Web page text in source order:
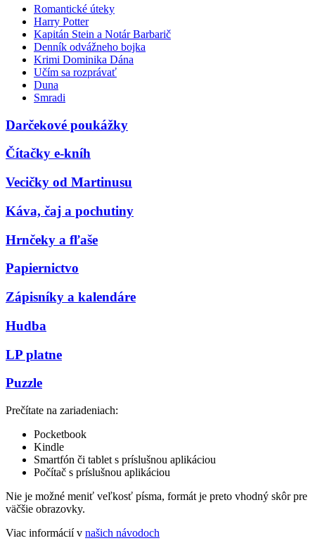
Romantické úteky
Harry Potter
Kapitán Stein a Notár Barbarič
Denník odvážneho bojka
Krimi Dominika Dána
Učím sa rozprávať
Duna
Smradi
Darčekové poukážky
Čítačky e-kníh
Vecičky od Martinusu
Káva, čaj a pochutiny
Hrnčeky a fľaše
Papiernictvo
Zápisníky a kalendáre
Hudba
LP platne
Puzzle
Prečítate na zariadeniach:
Pocketbook
Kindle
Smartfón či tablet s príslušnou aplikáciou
Počítač s príslušnou aplikáciou
Nie je možné meniť veľkosť písma, formát je preto vhodný skôr pre
väčšie obrazovky.
Viac informácií v našich návodoch